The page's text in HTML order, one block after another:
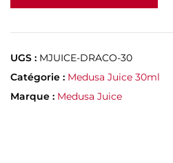
UGS : MJUICE-DRACO-30
Catégorie : Medusa Juice 30ml
Marque : Medusa Juice